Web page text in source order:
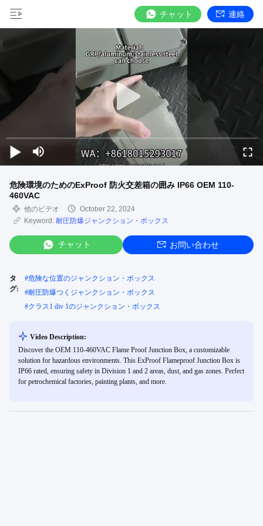
チャット 連絡
危険環境のためのExProof 防火交差箱の囲み IP66 OEM 110-
460VAC
他のビデオ
October 22, 2024
Keyword: 耐圧防爆ジャンクション・ボックス
チャット お問い合わせ
タ
グ:
#危険な位置のジャンクション・ボックス
#耐圧防爆つくジャンクション・ボックス
#クラス1 div 1のジャンクション・ボックス
Video Description:
Discover the OEM 110-460VAC Flame Proof Junction Box, a customizable
solution for hazardous environments. This ExProof Flameproof Junction Box is
IP66 rated, ensuring safety in Division 1 and 2 areas, dust, and gas zones. Perfect
for petrochemical factories, painting plants, and more.